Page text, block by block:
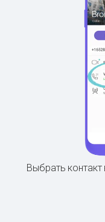
Выбрать контакт